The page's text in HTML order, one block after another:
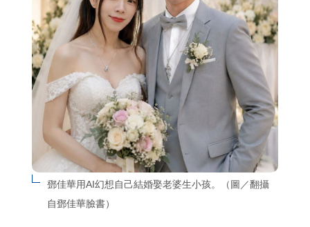
鄧佳華用AI幻想自己結婚娶老婆生小孩。（圖／翻攝
自鄧佳華臉書）